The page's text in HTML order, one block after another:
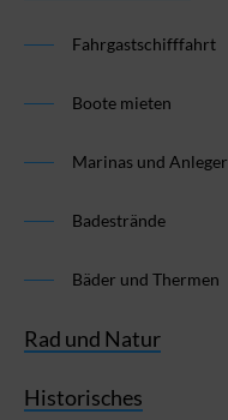
Fahrgastschifffahrt
Boote mieten
Marinas und Anleger
Badestrände
Bäder und Thermen
Rad und Natur
Historisches